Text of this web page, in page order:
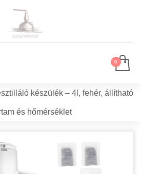
készülék – 4l, fehér, állítható
és hőmérséklet